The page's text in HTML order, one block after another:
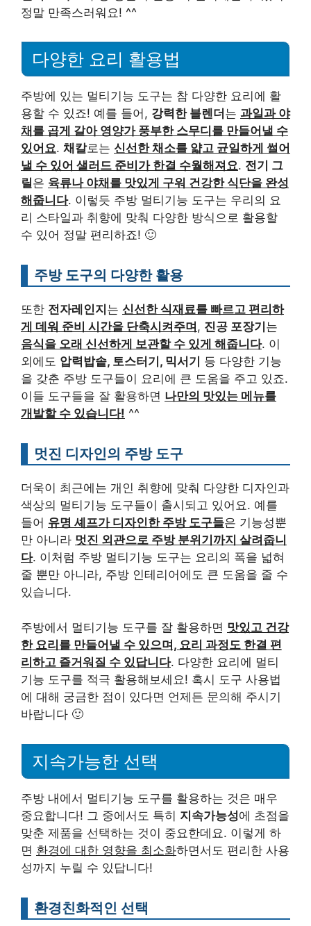
정말 만족스러워요! ^^
다양한 요리 활용법
주방에 있는 멀티기능 도구는 참 다양한 요리에 활
용할 수 있죠! 예를 들어, 강력한 블렌더 는 과일과 야
채를 곱게 갈아 영양가 풍부한 스무디를 만들어낼 수
있어요. 채칼로는 신선한 채소를 얇고 균일하게 썰어
낼 수 있어 샐러드 준비가 한결 수월해져요. 전기 그
릴은 육류나 야채를 맛있게 구워 건강한 식단을 완성
해줍니다. 이렇듯 주방 멀티기능 도구는 우리의 요
리 스타일과 취향에 맞춰 다양한 방식으로 활용할
수 있어 정말 편리하죠! 🙂
주방 도구의 다양한 활용
또한 전자레인지 는 신선한 식재료를 빠르고 편리하
게 데워 준비 시간을 단축시켜주며 , 진공 포장기 는
음식을 오래 신선하게 보관할 수 있게 해줍니다. 이
외에도 압력밥솥, 토스터기, 믹서기
등 다양한 기능
을 갖춘 주방 도구들이 요리에 큰 도움을 주고 있죠.
이들 도구들을 잘 활용하면 나만의 맛있는 메뉴를
개발할 수 있습니다! ^^
멋진 디자인의 주방 도구
더욱이 최근에는 개인 취향에 맞춰 다양한 디자인과
색상의 멀티기능 도구들이 출시되고 있어요. 예를
들어 유명 셰프가 디자인한 주방 도구들은 기능성뿐
만 아니라 멋진 외관으로 주방 분위기까지 살려줍니
다. 이처럼 주방 멀티기능 도구는 요리의 폭을 넓혀
줄 뿐만 아니라, 주방 인테리어에도 큰 도움을 줄 수
있습니다.
주방에서 멀티기능 도구를 잘 활용하면 맛있고 건강
한 요리를 만들어낼 수 있으며, 요리 과정도 한결 편
리하고 즐거워질 수 있답니다. 다양한 요리에 멀티
기능 도구를 적극 활용해보세요! 혹시 도구 사용법
에 대해 궁금한 점이 있다면 언제든 문의해 주시기
바랍니다 🙂
지속가능한 선택
주방 내에서 멀티기능 도구를 활용하는 것은 매우
중요합니다! 그 중에서도 특히 지속가능성에 초점을
맞춘 제품을 선택하는 것이 중요한데요. 이렇게 하
면 환경에 대한 영향을 최소화하면서도 편리한 사용
성까지 누릴 수 있답니다!
환경친화적인 선택